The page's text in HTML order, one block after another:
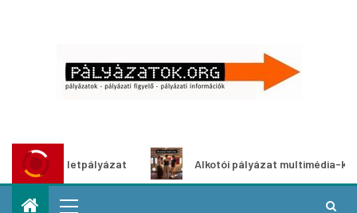
ötletpályázat Alkotói pályázat multimédia-kiállításhoz